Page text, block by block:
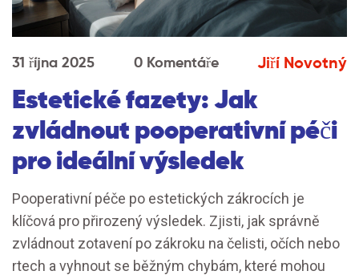
31 října 2025 0 Komentáře Jiří Novotný
Estetické fazety: Jak
zvládnout pooperativní péči
pro ideální výsledek
Pooperativní péče po estetických zákrocích je
klíčová pro přirozený výsledek. Zjisti, jak správně
zvládnout zotavení po zákroku na čelisti, očích nebo
rtech a vyhnout se běžným chybám, které mohou